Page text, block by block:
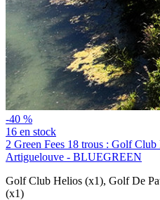
-40 %
16 en stock
2 Green Fees 18 trous : Golf
Artiguelouve - BLUEGREEN
Golf Club Helios (x1), Golf De
(x1)